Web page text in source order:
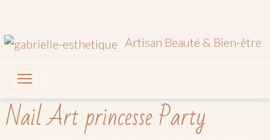
Artisan Beauté & Bien-être
Nail Art princesse Party